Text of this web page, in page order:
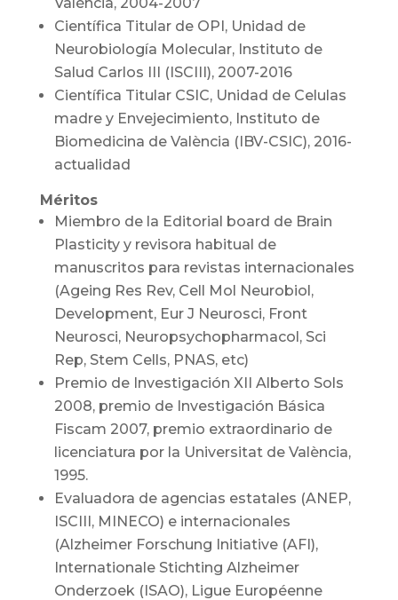
Científica Titular de OPI, Unidad de
Neurobiología Molecular, Instituto de
Salud Carlos III (ISCIII), 2007-2016
Científica Titular CSIC, Unidad de Celulas
madre y Envejecimiento, Instituto de
Biomedicina de València (IBV-CSIC), 2016-
actualidad
Méritos
Miembro de la Editorial board de Brain
Plasticity y revisora habitual de
manuscritos para revistas internacionales
(Ageing Res Rev, Cell Mol Neurobiol,
Development, Eur J Neurosci, Front
Neurosci, Neuropsychopharmacol, Sci
Rep, Stem Cells, PNAS, etc)
Premio de Investigación XII Alberto Sols
2008, premio de Investigación Básica
Fiscam 2007, premio extraordinario de
licenciatura por la Universitat de València,
1995.
Evaluadora de agencias estatales (ANEP,
ISCIII, MINECO) e internacionales
(Alzheimer Forschung Initiative (AFI),
Internationale Stichting Alzheimer
Onderzoek (ISAO), Ligue Européenne